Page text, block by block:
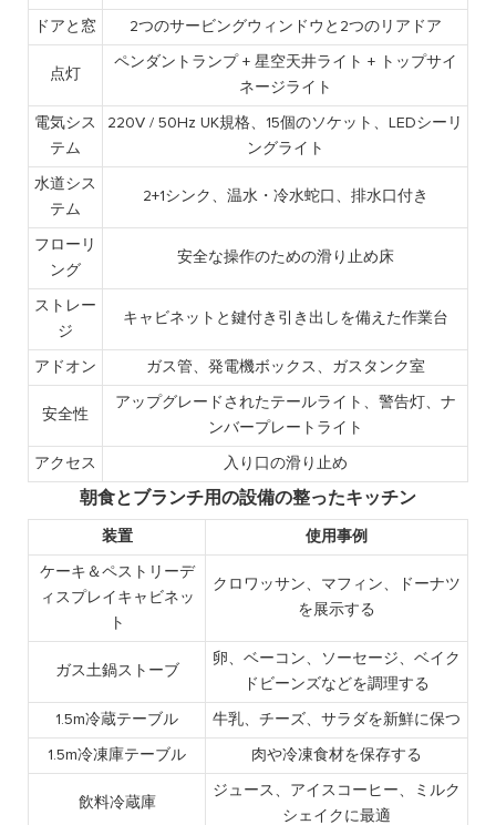
ドアと窓 2つのサービングウィンドウと2つのリアドア
点灯
ペンダントランプ + 星空天井ライト + トップサイ
ネージライト
電気シス
テム
220V / 50Hz UK規格、15個のソケット、LEDシーリ
ングライト
水道シス
テム
2+1シンク、温水・冷水蛇口、排水口付き
フローリ
ング
安全な操作のための滑り止め床
ストレー
ジ
キャビネットと鍵付き引き出しを備えた作業台
アドオン ガス管、発電機ボックス、ガスタンク室
安全性
アップグレードされたテールライト、警告灯、ナ
ンバープレートライト
アクセス 入り口の滑り止め
朝食とブランチ用の設備の整ったキッチン
装置 使用事例
ケーキ＆ペストリーデ
ィスプレイキャビネッ
ト
クロワッサン、マフィン、ドーナツ
を展示する
ガス土鍋ストーブ
卵、ベーコン、ソーセージ、ベイク
ドビーンズなどを調理する
1.5m冷蔵テーブル 牛乳、チーズ、サラダを新鮮に保つ
1.5m冷凍庫テーブル 肉や冷凍食材を保存する
飲料冷蔵庫
ジュース、アイスコーヒー、ミルク
シェイクに最適